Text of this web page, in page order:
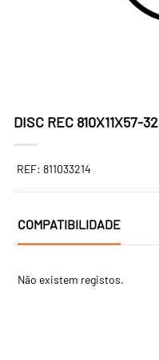
DISC REC 810X11X57-32
REF: 811033214
COMPATIBILIDADE
Não existem registos.